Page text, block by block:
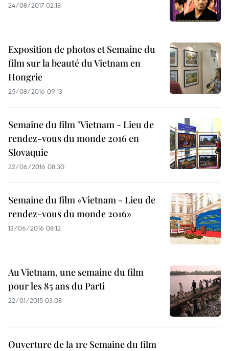
24/08/2017 02:18
Exposition de photos et Semaine du
film sur la beauté du Vietnam en
Hongrie
25/08/2016 09:13
Semaine du film "Vietnam - Lieu de
rendez-vous du monde 2016 en
Slovaquie
22/06/2016 08:30
Semaine du film «Vietnam - Lieu de
rendez-vous du monde 2016»
13/06/2016 08:12
Au Vietnam, une semaine du film
pour les 85 ans du Parti
22/01/2015 03:08
Ouverture de la 1re Semaine du film